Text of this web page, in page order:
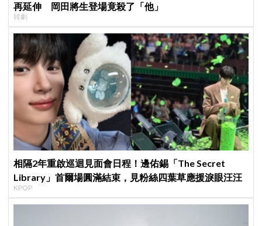
再延伸 岡田將生登場竟殺了「他」
韓劇
相隔2年重啟巡迴見面會日程！邊佑錫「The Secret
Library」首爾場圓滿結束，見粉絲四葉草應援淚眼汪汪
KPOP